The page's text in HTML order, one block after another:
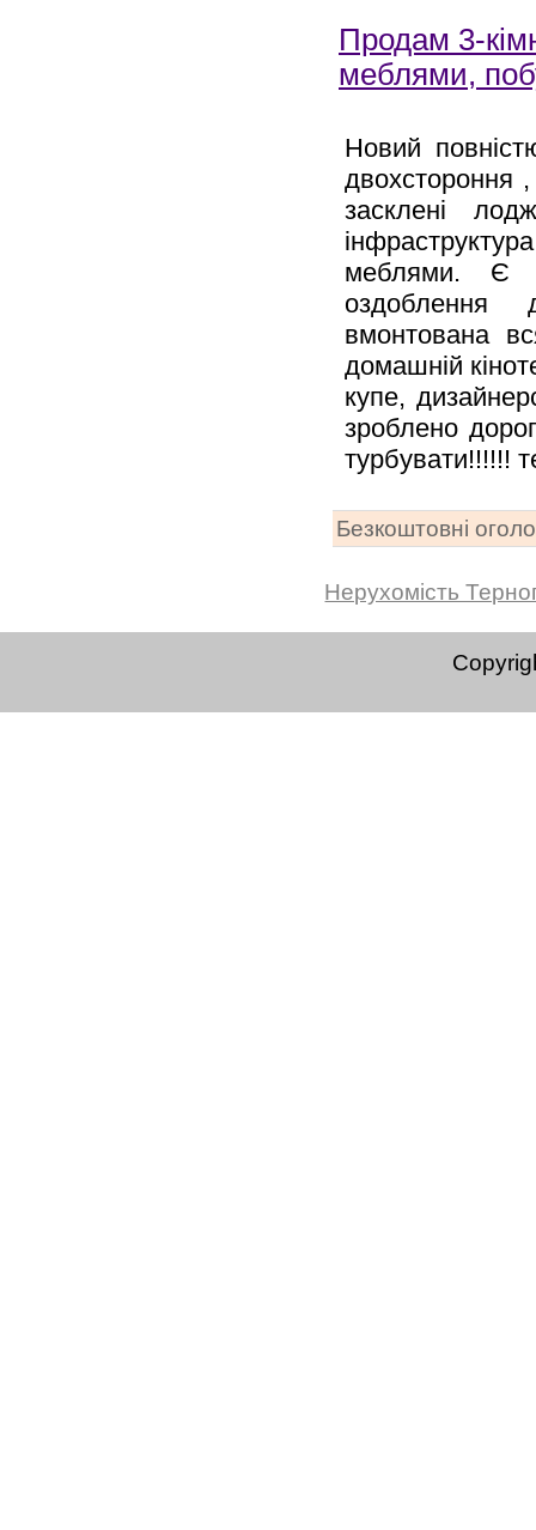
Продам 3-
меблями,
Новий
двохстороння
засклені
меблями. Є
оздоблення
вмонтована
домашній
купе,
зроблено
турбувати!!!!!!
Безкоштовні
Нерухомість